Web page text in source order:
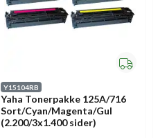
Y15104RB
Yaha Tonerpakke 125A/716
Sort/Cyan/Magenta/Gul
(2.200/3x1.400 sider)